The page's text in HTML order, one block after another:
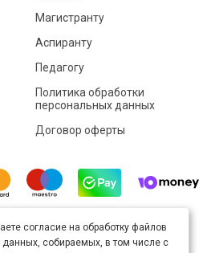
Магистранту
Аспиранту
Педагогу
Политика обработки
персональных данных
Договор оферты
доступно полицензии Creative
«Attribution» («Атрибуция») 4.0
согласие на обработку файлов
данных, собираемых, в том числе с